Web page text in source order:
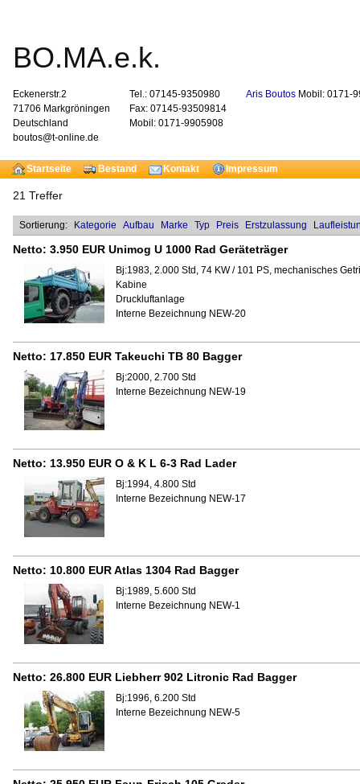
BO.MA.e.k.
Eckenerstr.2
71706 Markgröningen
Deutschland
boutos@t-online.de
Tel.: 07145-9350980
Fax: 07145-93509814
Mobil: 0171-9905908
Aris Boutos Mobil: 0171-
Startseite Bestand Kontakt Impressum
21 Treffer
Sortierung: Kategorie Aufbau Marke Typ Preis Erstzulassung
Netto: 3.950 EUR Unimog U 1000 Rad Geräteträger
Bj:1983, 2.000 Std, 74 KW / 101 PS, mechanisches
Kabine
Druckluftanlage
Interne Bezeichnung NEW-20
Netto: 17.850 EUR Takeuchi TB 80 Bagger
Bj:2000, 2.700 Std
Interne Bezeichnung NEW-19
Netto: 13.950 EUR O & K L 6-3 Rad Lader
Bj:1994, 4.800 Std
Interne Bezeichnung NEW-17
Netto: 10.800 EURAtlas 1304 Rad Bagger
Bj:1989, 5.600 Std
Interne Bezeichnung NEW-1
Netto: 26.800 EUR Liebherr 902 Litronic Rad Bagger
Bj:1996, 6.200 Std
Interne Bezeichnung NEW-5